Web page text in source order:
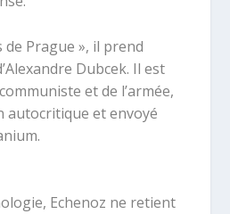
Prague », il prend
Dubcek. Il est
et de l’armée,
autocritique et envoyé
Echenoz ne retient